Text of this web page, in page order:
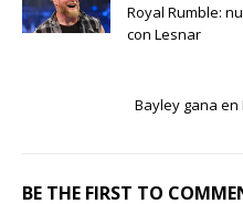
Royal Rumble:
con Lesnar
Bayley gana en
BE THE FIRST TO